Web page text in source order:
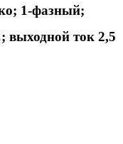
1-фазный;
выходной ток 2,5